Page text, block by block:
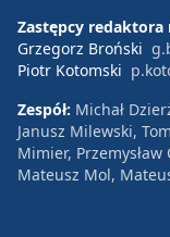
Zastępcy redaktora
Grzegorz Broński
Piotr Kotomski
Zespół: Michał
Janusz Milewski,
Mimier,
Mateusz Mol,